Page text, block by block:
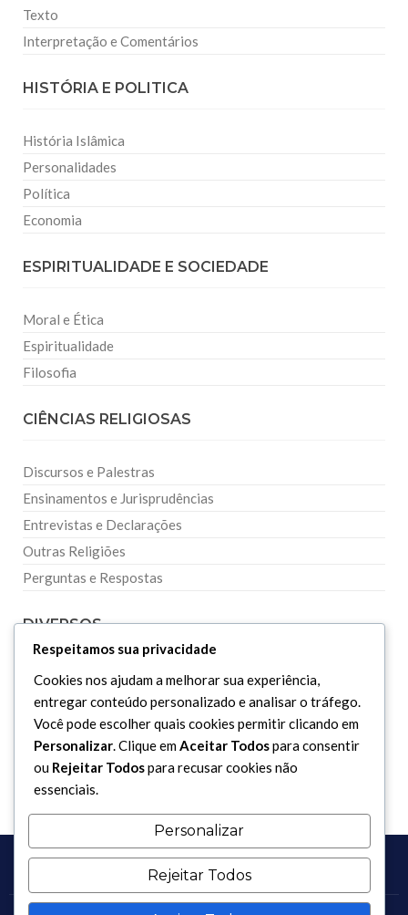
Texto
Interpretação e Comentários
HISTÓRIA E POLITICA
História Islâmica
Personalidades
Política
Economia
ESPIRITUALIDADE E SOCIEDADE
Moral e Ética
Espiritualidade
Filosofia
CIÊNCIAS RELIGIOSAS
Discursos e Palestras
Ensinamentos e Jurisprudências
Entrevistas e Declarações
Outras Religiões
Perguntas e Respostas
DIVERSOS
Curiosidades
Dicionário Islâmico
Downloads
Respeitamos sua privacidade
Cookies nos ajudam a melhorar sua experiência,
entregar conteúdo personalizado e analisar o tráfego.
Você pode escolher quais cookies permitir clicando em
Personalizar. Clique emAceitar Todospara consentir
ou Rejeitar Todospara recusar cookies não
essenciais.
Personalizar
Rejeitar Todos